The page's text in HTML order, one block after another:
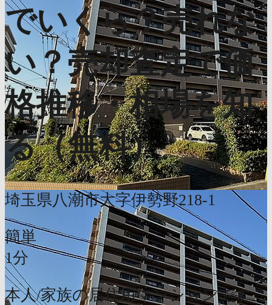
でいくら？売れな
い？売却査定で価
格推移・相場を知
る（無料）
埼玉県八潮市大字伊勢野218-1
簡単
1分
本人/家族の居住用マンションです